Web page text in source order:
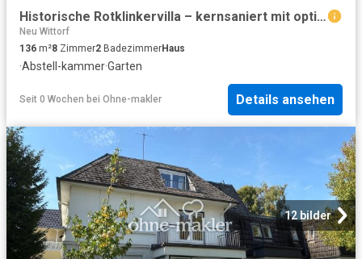
Historische Rotklinkervilla – kernsaniert mit optionalem Baugrundstück
Neu Wittorf
136 m²8 Zimmer2 BadezimmerHaus
·Abstell-kammer·Garten
Seit 0 Wochen bei Ohne-makler Details ansehen
12 bilder